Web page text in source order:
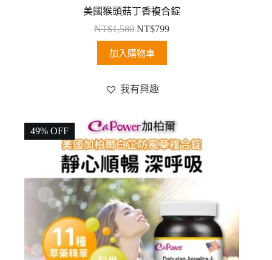
美國猴頭菇丁香複合錠
NT$1,580 NT$799
加入購物車
我有興趣
49% OFF